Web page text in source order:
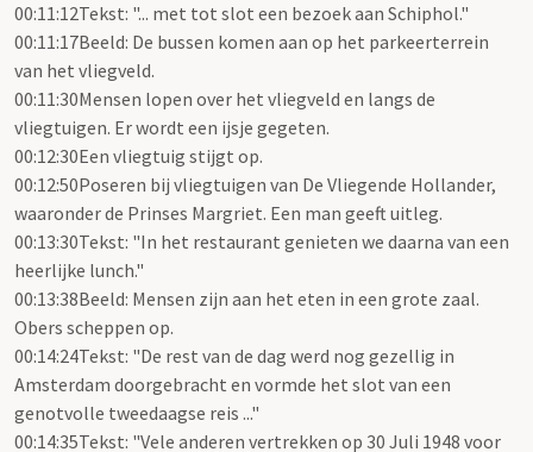
00:11:12Tekst: "... met tot slot een bezoek aan Schiphol."
00:11:17Beeld: De bussen komen aan op het parkeerterrein
van het vliegveld.
00:11:30Mensen lopen over het vliegveld en langs de
vliegtuigen. Er wordt een ijsje gegeten.
00:12:30Een vliegtuig stijgt op.
00:12:50Poseren bij vliegtuigen van De Vliegende Hollander,
waaronder de Prinses Margriet. Een man geeft uitleg.
00:13:30Tekst: "In het restaurant genieten we daarna van een
heerlijke lunch."
00:13:38Beeld: Mensen zijn aan het eten in een grote zaal.
Obers scheppen op.
00:14:24Tekst: "De rest van de dag werd nog gezellig in
Amsterdam doorgebracht en vormde het slot van een
genotvolle tweedaagse reis ..."
00:14:35Tekst: "Vele anderen vertrekken op 30 Juli 1948 voor